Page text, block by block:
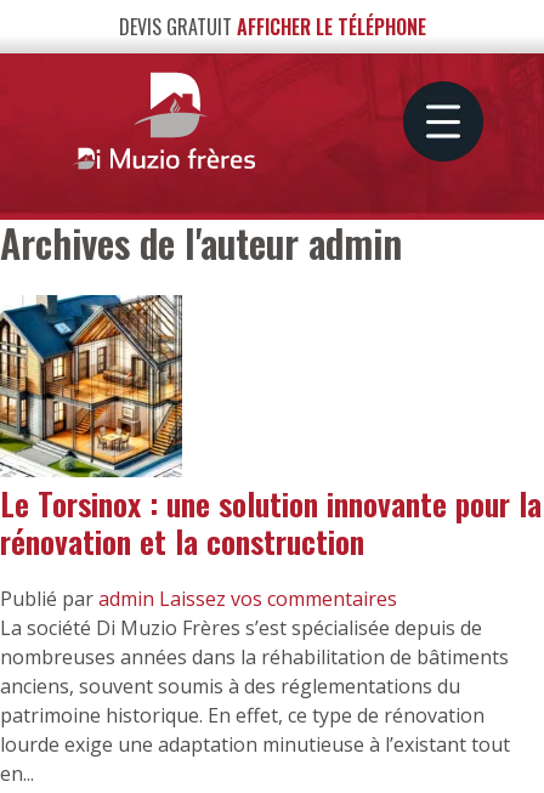
DEVIS GRATUIT AFFICHER LE TÉLÉPHONE
Archives de l'auteur admin
Le Torsinox : une solution innovante pour la
rénovation et la construction
Publié paradmin Laissez vos commentaires
La société Di Muzio Frères s’est spécialisée depuis de
nombreuses années dans la réhabilitation de bâtiments
anciens, souvent soumis à des réglementations du
patrimoine historique. En effet, ce type de rénovation
lourde exige une adaptation minutieuse à l’existant tout
en...